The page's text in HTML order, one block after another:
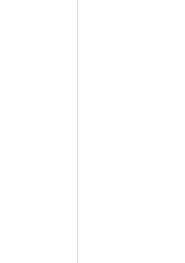
Sociale